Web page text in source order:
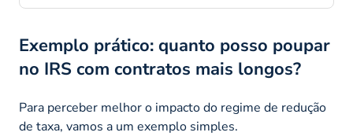
Exemplo prático: quanto posso poupar
no IRS com contratos mais longos?
Para perceber melhor o impacto do regime de redução
de taxa, vamos a um exemplo simples.